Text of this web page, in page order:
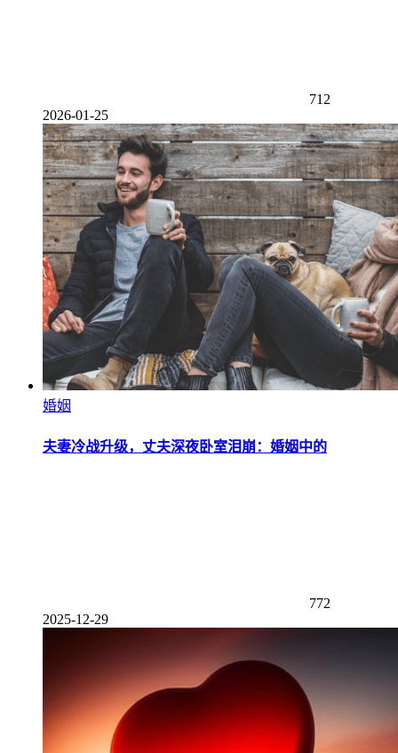
712
2026-01-25
婚姻
夫妻冷战升级，丈夫深夜卧室泪崩：婚姻中的
772
2025-12-29